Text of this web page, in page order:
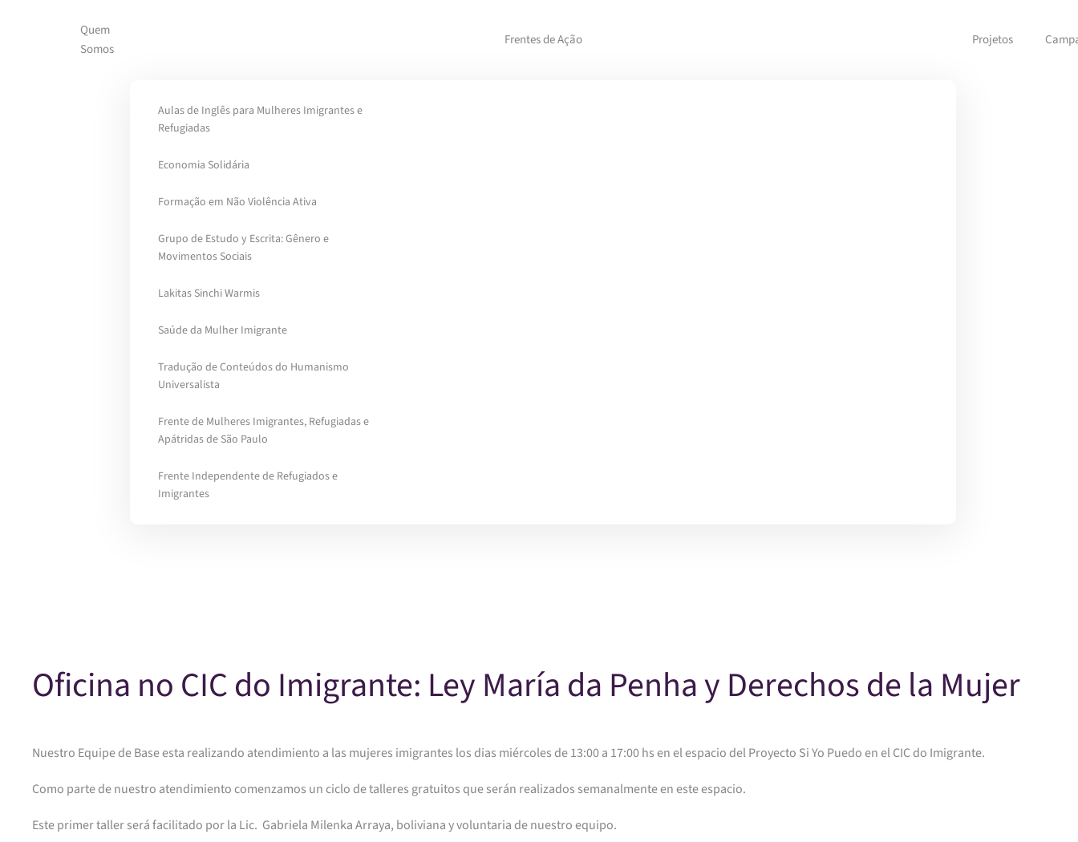
Skip to main content
Quem
Somos
Frentes de Ação
Aulas de Inglês para Mulheres Imigrantes e
Refugiadas
Economia Solidária
Formação em Não Violência Ativa
Grupo de Estudo y Escrita: Gênero e
Movimentos Sociais
Lakitas Sinchi Warmis
Saúde da Mulher Imigrante
Tradução de Conteúdos do Humanismo
Universalista
Frente de Mulheres Imigrantes, Refugiadas e
Apátridas de São Paulo
Frente Independente de Refugiados e
Imigrantes
Projetos
Oficina no CIC do Imigrante: Ley María da Penha y Derechos de la Mujer
Nuestro Equipe de Base esta realizando atendimiento a las mujeres imigrantes los dias miércoles de 13:00 a 17:00 hs en el espacio del Proyecto Si Yo Puedo en el CIC do Imigrante.
Como parte de nuestro atendimiento comenzamos un ciclo de talleres gratuitos que serán realizados semanalmente en este espacio.
Este primer taller será facilitado por la Lic. Gabriela Milenka Arraya, boliviana y voluntaria de nuestro equipo.